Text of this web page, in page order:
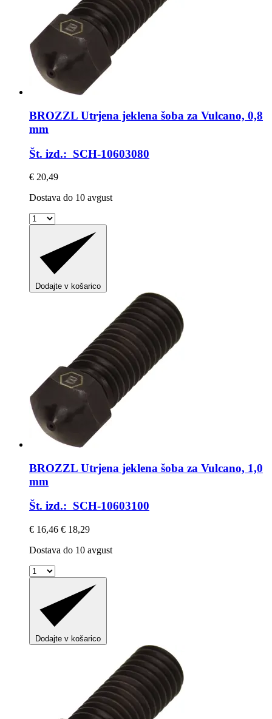
BROZZL Utrjena jeklena šoba za Vulcano, 0,8
mm
Št. izd.: SCH-10603080
€ 20,49
Dostava do 10 avgust
Dodajte v košarico
BROZZL Utrjena jeklena šoba za Vulcano, 1,0
mm
Št. izd.: SCH-10603100
€ 16,46 € 18,29
Dostava do 10 avgust
Dodajte v košarico